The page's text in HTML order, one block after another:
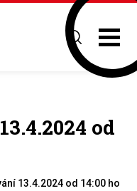
od
13.4.2024 od 14:00 hod.